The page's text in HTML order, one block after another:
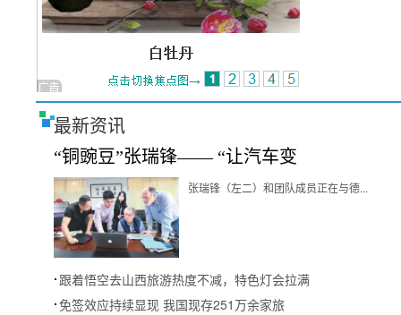
最新资讯
“铜豌豆”张瑞锋—— “让汽车变
张瑞锋（左二）和团队成员正在与德...
跟着悟空去山西旅游热度不减，特色灯会拉满
免签效应持续显现 我国现存251万余家旅